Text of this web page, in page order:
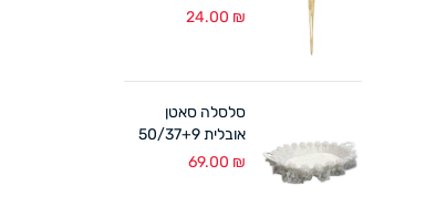
24.00 ₪
סלסלה סאטן
אובלית 50/37+9
ס"מ לבן
69.00 ₪